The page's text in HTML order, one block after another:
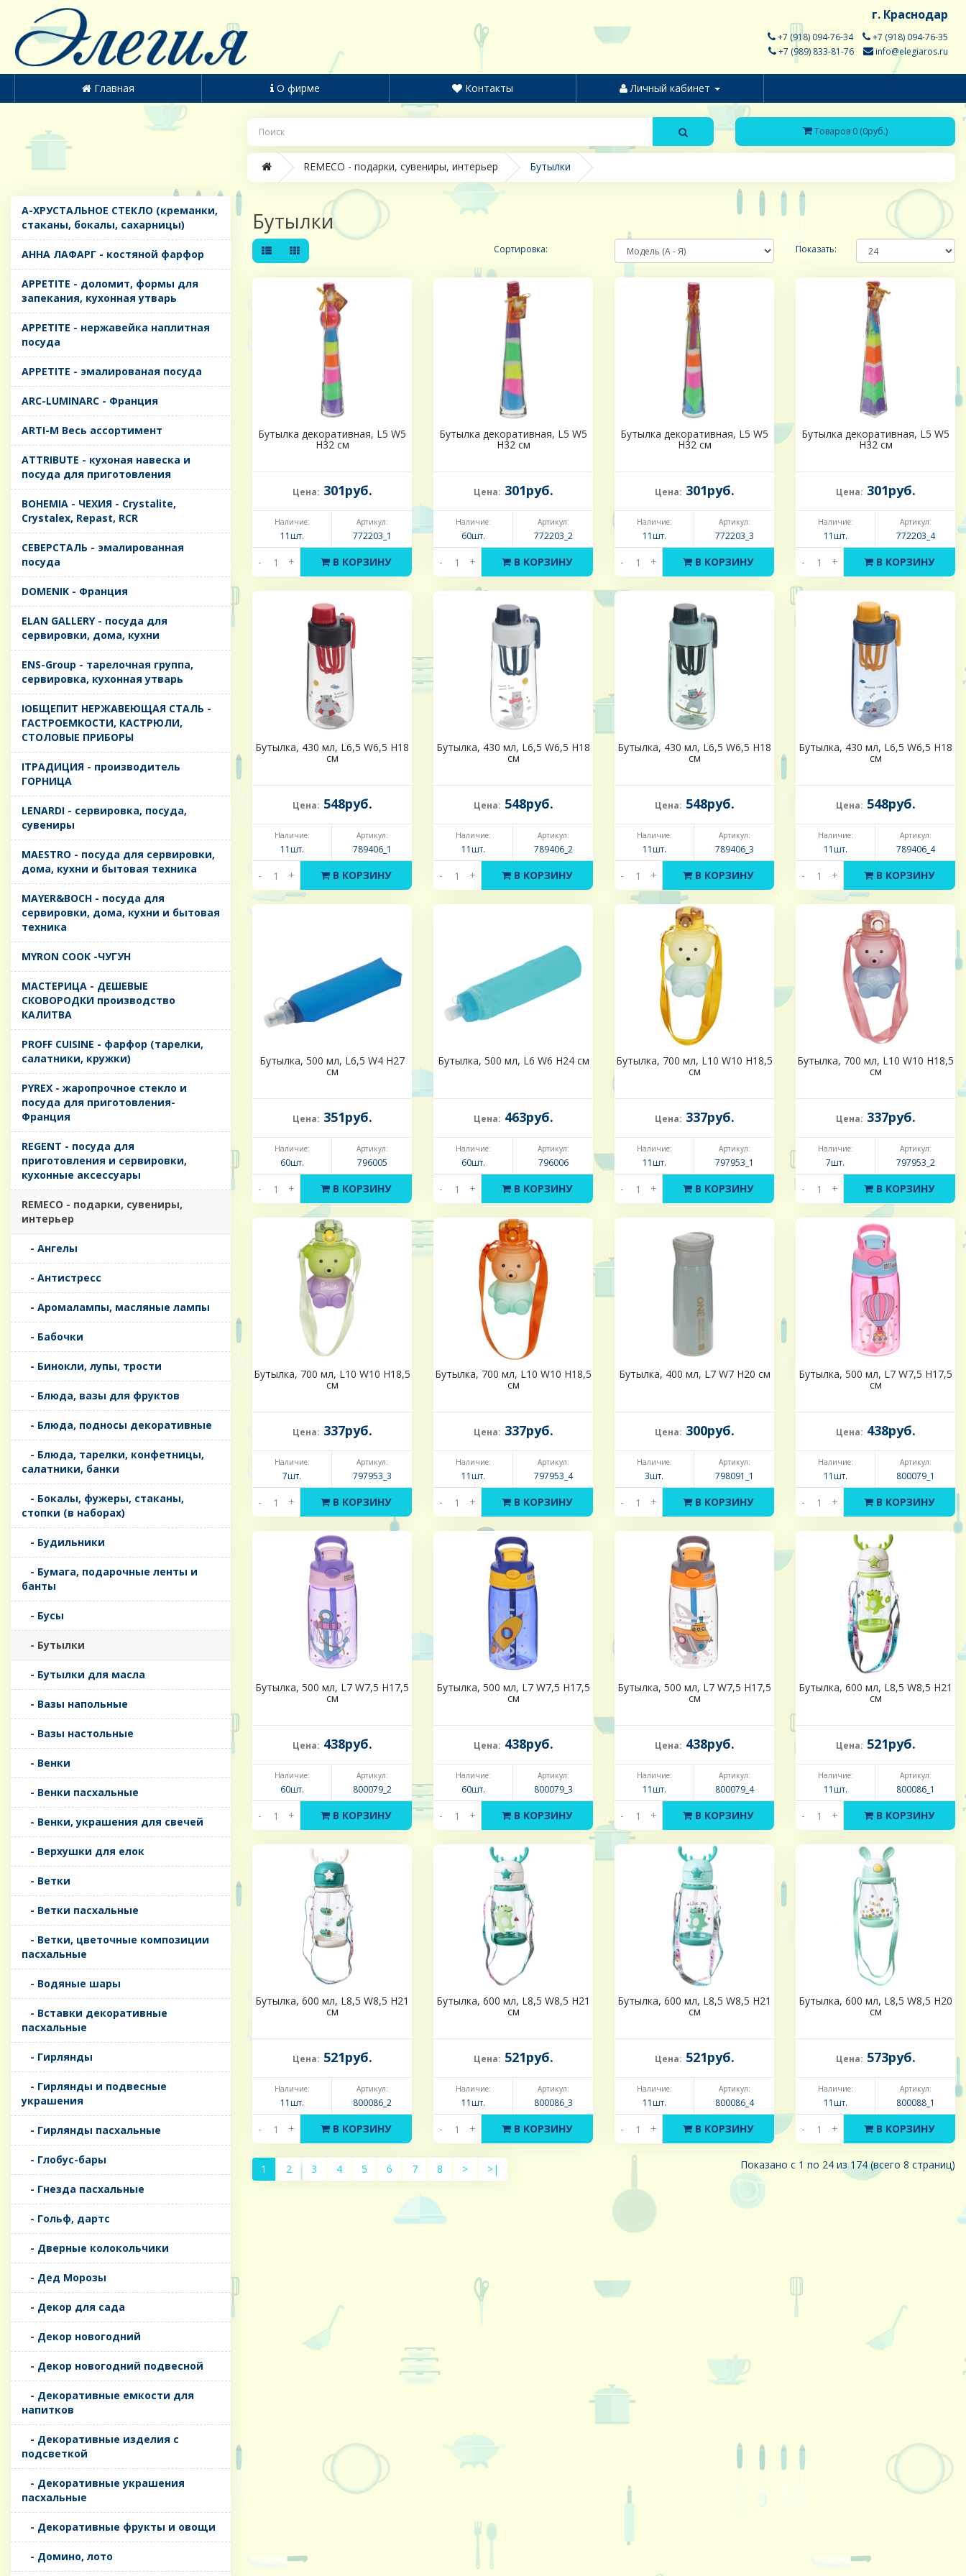
г. Краснодар
+7 (918) 094-76-34
+7 (918) 094-76-35
+7 (989) 833-81-76
info@elegiaros.ru
Главная О фирме Контакты Личный кабинет
Товаров 0 (0руб.)
REMECO - подарки, сувениры, интерьер Бутылки
A-ХРУСТАЛЬНОЕ СТЕКЛО (креманки,
стаканы, бокалы, сахарницы)
AHHA ЛАФАРГ - костяной фарфор
APPETITE - доломит, формы для
запекания, кухонная утварь
APPETITE - нержавейка наплитная
посуда
APPETITE - эмалированая посуда
ARC-LUMINARC - Франция
ARTI-M Весь ассортимент
ATTRIBUTE - кухоная навеска и
посуда для приготовления
BOHEMIA - ЧЕХИЯ - Crystalite,
Crystalex, Repast, RCR
CЕВЕРСТАЛЬ - эмалированная
посуда
DOMENIK - Франция
ELAN GALLERY - посуда для
сервировки, дома, кухни
ENS-Group - тарелочная группа,
сервировка, кухонная утварь
IОБЩЕПИТ НЕРЖАВЕЮЩАЯ СТАЛЬ -
ГАСТРОЕМКОСТИ, КАСТРЮЛИ,
СТОЛОВЫЕ ПРИБОРЫ
IТРАДИЦИЯ - производитель
ГОРНИЦА
LENARDI - сервировка, посуда,
сувениры
MAESTRO - посуда для сервировки,
дома, кухни и бытовая техника
MAYER&BOCH - посуда для
сервировки, дома, кухни и бытовая
техника
MYRON COOK -ЧУГУН
MАСТЕРИЦА - ДЕШЕВЫЕ
СКОВОРОДКИ производство
КАЛИТВА
PROFF CUISINE - фарфор (тарелки,
салатники, кружки)
PYREX - жаропрочное стекло и
посуда для приготовления-
Франция
REGENT - посуда для
приготовления и сервировки,
кухонные аксессуары
REMECO - подарки, сувениры,
интерьер
- Ангелы
- Антистресс
- Аромалампы, масляные лампы
- Бабочки
- Бинокли, лупы, трости
- Блюда, вазы для фруктов
- Блюда, подносы декоративные
- Блюда, тарелки, конфетницы,
салатники, банки
- Бокалы, фужеры, стаканы,
стопки (в наборах)
- Будильники
- Бумага, подарочные ленты и
банты
- Бусы
- Бутылки
- Бутылки для масла
- Вазы напольные
- Вазы настольные
- Венки
- Венки пасхальные
- Венки, украшения для свечей
- Верхушки для елок
- Ветки
- Ветки пасхальные
- Ветки, цветочные композиции
пасхальные
- Водяные шары
- Вставки декоративные
пасхальные
- Гирлянды
- Гирлянды и подвесные
украшения
- Гирлянды пасхальные
- Глобус-бары
- Гнезда пасхальные
- Гольф, дартс
- Дверные колокольчики
- Дед Морозы
- Декор для сада
- Декор новогодний
- Декор новогодний подвесной
- Декоративные емкости для
напитков
- Декоративные изделия с
подсветкой
- Декоративные украшения
пасхальные
- Декоративные фрукты и овощи
- Домино, лото
Бутылки
Сортировка: Показать:
Бутылка декоративная, L5 W5
H32 см
Цена: 301руб.
Наличие:
11шт.
Артикул:
772203_1
- + В КОРЗИНУ
Бутылка декоративная, L5 W5
H32 см
Цена: 301руб.
Наличие:
60шт.
Артикул:
772203_2
- + В КОРЗИНУ
Бутылка декоративная, L5 W5
H32 см
Цена: 301руб.
Наличие:
11шт.
Артикул:
772203_3
- + В КОРЗИНУ
Бутылка декоративная, L5 W5
H32 см
Цена: 301руб.
Наличие:
11шт.
Артикул:
772203_4
- + В КОРЗИНУ
Бутылка, 430 мл, L6,5 W6,5 H18
см
Цена: 548руб.
Наличие:
11шт.
Артикул:
789406_1
- + В КОРЗИНУ
Бутылка, 430 мл, L6,5 W6,5 H18
см
Цена: 548руб.
Наличие:
11шт.
Артикул:
789406_2
- + В КОРЗИНУ
Бутылка, 430 мл, L6,5 W6,5 H18
см
Цена: 548руб.
Наличие:
11шт.
Артикул:
789406_3
- + В КОРЗИНУ
Бутылка, 430 мл, L6,5 W6,5 H18
см
Цена: 548руб.
Наличие:
11шт.
Артикул:
789406_4
- + В КОРЗИНУ
Бутылка, 500 мл, L6,5 W4 H27
см
Цена: 351руб.
Наличие:
60шт.
Артикул:
796005
- + В КОРЗИНУ
Бутылка, 500 мл, L6 W6 H24 см
Цена: 463руб.
Наличие:
60шт.
Артикул:
796006
- + В КОРЗИНУ
Бутылка, 700 мл, L10 W10 H18,5
см
Цена: 337руб.
Наличие:
11шт.
Артикул:
797953_1
- + В КОРЗИНУ
Бутылка, 700 мл, L10 W10 H18,5
см
Цена: 337руб.
Наличие:
7шт.
Артикул:
797953_2
- + В КОРЗИНУ
Бутылка, 700 мл, L10 W10 H18,5
см
Цена: 337руб.
Наличие:
7шт.
Артикул:
797953_3
- + В КОРЗИНУ
Бутылка, 700 мл, L10 W10 H18,5
см
Цена: 337руб.
Наличие:
11шт.
Артикул:
797953_4
- + В КОРЗИНУ
Бутылка, 400 мл, L7 W7 H20 см
Цена: 300руб.
Наличие:
3шт.
Артикул:
798091_1
- + В КОРЗИНУ
Бутылка, 500 мл, L7 W7,5 H17,5
см
Цена: 438руб.
Наличие:
11шт.
Артикул:
800079_1
- + В КОРЗИНУ
Бутылка, 500 мл, L7 W7,5 H17,5
см
Цена: 438руб.
Наличие:
60шт.
Артикул:
800079_2
- + В КОРЗИНУ
Бутылка, 500 мл, L7 W7,5 H17,5
см
Цена: 438руб.
Наличие:
60шт.
Артикул:
800079_3
- + В КОРЗИНУ
Бутылка, 500 мл, L7 W7,5 H17,5
см
Цена: 438руб.
Наличие:
11шт.
Артикул:
800079_4
- + В КОРЗИНУ
Бутылка, 600 мл, L8,5 W8,5 H21
см
Цена: 521руб.
Наличие:
11шт.
Артикул:
800086_1
- + В КОРЗИНУ
Бутылка, 600 мл, L8,5 W8,5 H21
см
Цена: 521руб.
Наличие:
11шт.
Артикул:
800086_2
- + В КОРЗИНУ
Бутылка, 600 мл, L8,5 W8,5 H21
см
Цена: 521руб.
Наличие:
11шт.
Артикул:
800086_3
- + В КОРЗИНУ
Бутылка, 600 мл, L8,5 W8,5 H21
см
Цена: 521руб.
Наличие:
11шт.
Артикул:
800086_4
- + В КОРЗИНУ
Бутылка, 600 мл, L8,5 W8,5 H20
см
Цена: 573руб.
Наличие:
11шт.
Артикул:
800088_1
- + В КОРЗИНУ
1 2 3 4 5 6 7 8 > >| Показано с 1 по 24 из 174 (всего 8 страниц)